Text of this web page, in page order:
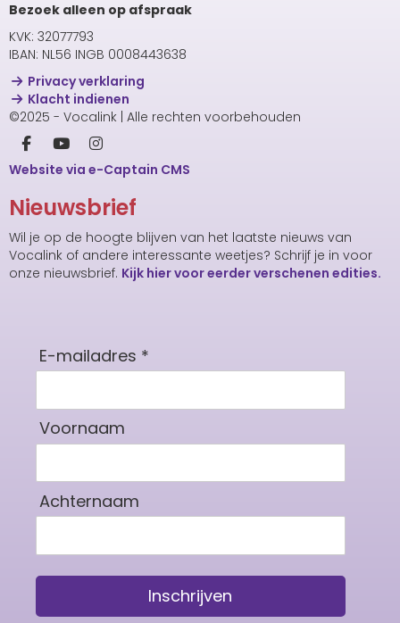
Bezoek alleen op afspraak
KVK: 32077793
IBAN: NL56 INGB 0008443638
Privacy verklaring
Klacht indienen
©2025 - Vocalink | Alle rechten voorbehouden
Website via e-Captain CMS
Nieuwsbrief
Wil je op de hoogte blijven van het laatste nieuws van
Vocalink of andere interessante weetjes? Schrijf je in voor
onze nieuwsbrief. Kijk hier voor eerder verschenen edities.
E-mailadres *
Voornaam
Achternaam
Inschrijven